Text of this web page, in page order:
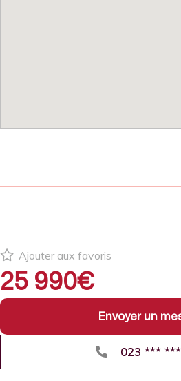
Ajouter aux favoris
25 990€
Envoyer un